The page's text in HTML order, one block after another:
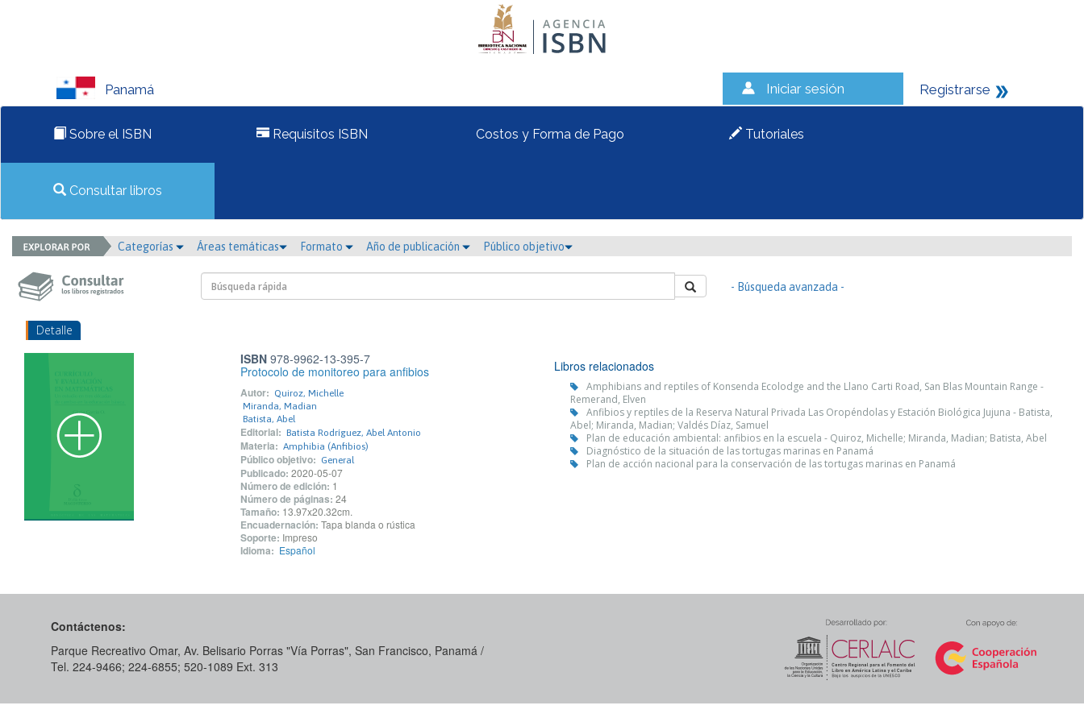
Panamá Iniciar sesión Registrarse
Sobre el ISBN Requisitos ISBN Costos y Forma de Pago Tutoriales
Consultar libros
Categorías Áreas temáticas Formato Año de publicación Público objetivo
- Búsqueda avanzada -
Detalle
ISBN978-9962-13-395-7
Protocolo de monitoreo para anfibios
Autor: Quiroz, Michelle
Miranda, Madian
Batista, Abel
Editorial: Batista Rodríguez, Abel Antonio
Materia: Amphibia (Anfibios)
Público objetivo: General
Publicado: 2020-05-07
Número de edición: 1
Número de páginas: 24
Tamaño: 13.97x20.32cm.
Encuadernación: Tapa blanda o rústica
Soporte: Impreso
Idioma: Español
Libros relacionados
Amphibians and reptiles of Konsenda Ecolodge and the Llano Carti Road, San Blas Mountain Range -
Remerand, Elven
Anfibios y reptiles de la Reserva Natural Privada Las Oropéndolas y Estación Biológica Jujuna - Batista,
Abel; Miranda, Madian; Valdés Díaz, Samuel
Plan de educación ambiental: anfibios en la escuela - Quiroz, Michelle; Miranda, Madian; Batista, Abel
Diagnóstico de la situación de las tortugas marinas en Panamá
Plan de acción nacional para la conservación de las tortugas marinas en Panamá
Contáctenos:
Parque Recreativo Omar, Av. Belisario Porras "Vía Porras", San Francisco, Panamá /
Tel. 224-9466; 224-6855; 520-1089​ Ext. 313